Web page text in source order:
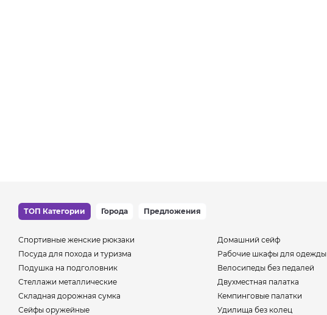
ТОП Категории Города Предложения
Спортивные женские рюкзаки
Посуда для похода и туризма
Подушка на подголовник
Стеллажи металлические
Складная дорожная сумка
Сейфы оружейные
Домашний сейф
Рабочие шкафы для одежды
Велосипеды без педалей
Двухместная палатка
Кемпинговые палатки
Удилища без колец